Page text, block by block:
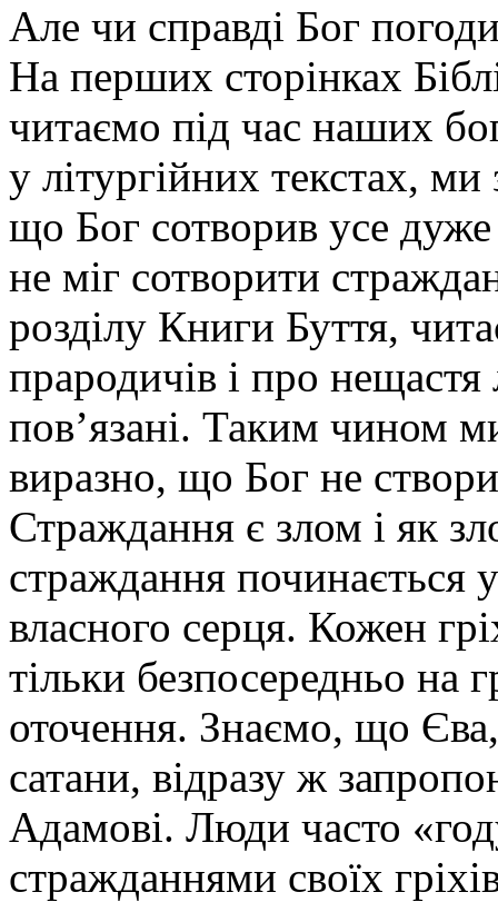
Але чи справді Бог
На перших сторінках
читаємо під час наших
у літургійних текстах,
що Бог сотворив усе
не міг сотворити
розділу Книги Буття,
прародичів і про
пов’язані. Таким чином
виразно, що Бог не
Страждання є злом і як
страждання починається
власного серця. Кожен
тільки безпосередньо на
оточення. Знаємо, що Єва,
сатани, відразу ж
Адамові. Люди часто
стражданнями своїх